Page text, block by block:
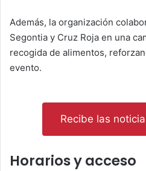
Además, la organización
Segontia y Cruz Roja en una
recogida de alimentos,
evento.
Recibe las
Horarios y acceso